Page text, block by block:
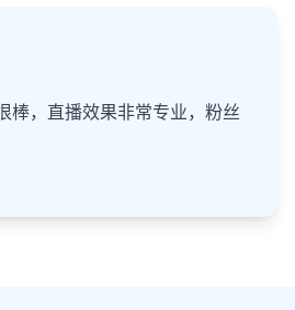
棒，直播效果非常专业，粉丝